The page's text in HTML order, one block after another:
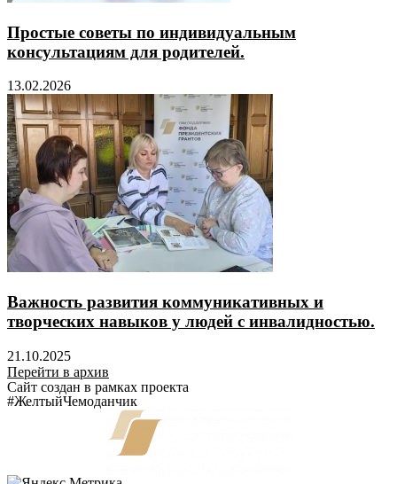
Простые советы по индивидуальным
консультациям для родителей.
13.02.2026
Важность развития коммуникативных и
творческих навыков у людей с инвалидностью.
21.10.2025
Перейти в архив
Сайт создан в рамках проекта
#ЖелтыйЧемоданчик